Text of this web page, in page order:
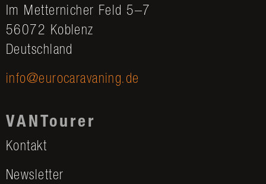
Im Metternicher Feld 5–7
56072 Koblenz
Deutschland
info@eurocaravaning.de
VANTourer
Kontakt
Newsletter